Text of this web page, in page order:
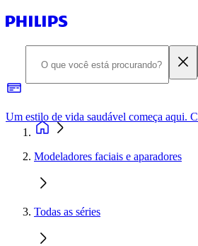
Modeladores faciais e aparadores
Todas as séries